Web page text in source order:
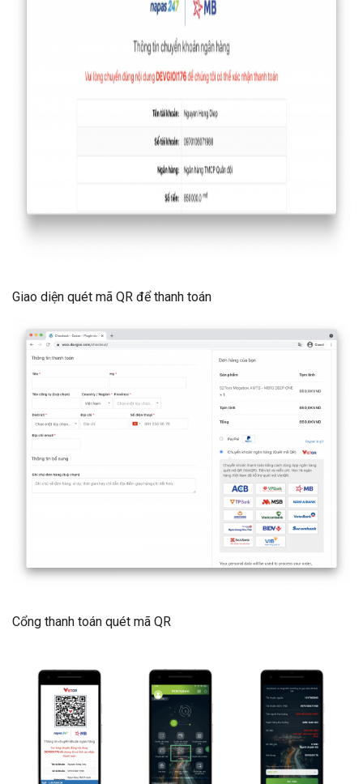
Giao diện quét mã QR để thanh toán
Cổng thanh toán quét mã QR